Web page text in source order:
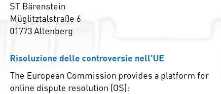
ST Bärenstein
Müglitztalstraße 6
01773 Altenberg
Risoluzione delle controversie nell'UE
The European Commission provides a platform for
online dispute resolution (OS):